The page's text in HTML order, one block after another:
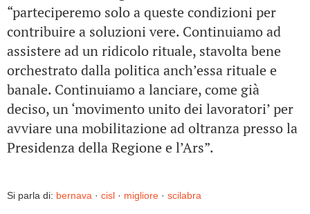
“parteciperemo solo a queste condizioni per
contribuire a soluzioni vere. Continuiamo ad
assistere ad un ridicolo rituale, stavolta bene
orchestrato dalla politica anch’essa rituale e
banale. Continuiamo a lanciare, come già
deciso, un ‘movimento unito dei lavoratori’ per
avviare una mobilitazione ad oltranza presso la
Presidenza della Regione e l’Ars”.
Si parla di: bernava · cisl · migliore · scilabra